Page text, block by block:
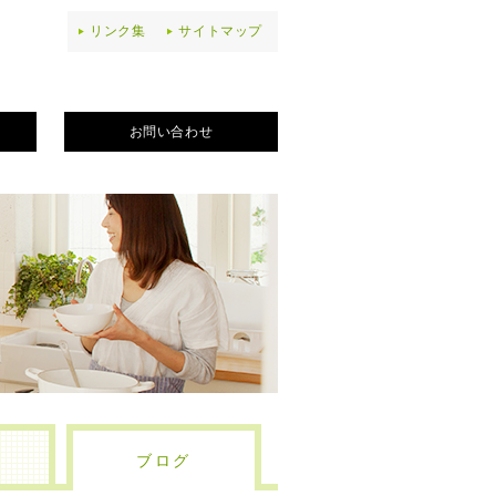
リンク集 サイトマップ
お問い合わせ
ブログ